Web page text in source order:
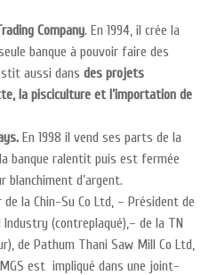
Company. En 1994, il crée la
banque à pouvoir faire des
aussi dans des projets
la pisciculture et l’importation de
En 1998 il vend ses parts de la
banque ralentit puis est fermée
blanchiment d’argent.
la Chin-Su Co Ltd, – Président de
(contreplaqué),– de la TN
de Pathum Thani Saw Mill Co Ltd,
est impliqué dans une joint-